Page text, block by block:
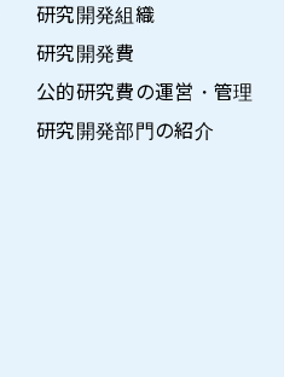
研究開発組織
研究開発費
公的研究費の運営・管理
研究開発部門の紹介